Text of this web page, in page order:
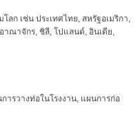
ลก เช่น ประเทศไทย, สหรัฐอเมริกา,
าณาจักร, ชิลี, โปแลนด์, อินเดีย,
ารวางท่อในโรงงาน, แผนการก่อ